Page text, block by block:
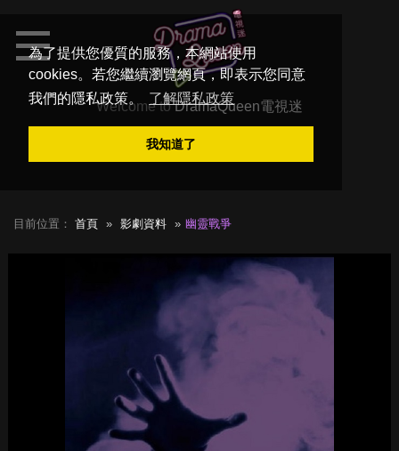
為了提供您優質的服務，本網站使用
cookies。若您繼續瀏覽網頁，即表示您同意
我們的隱私政策。
了解隱私政策
我知道了
Welcome toDramaQueen電視迷
目前位置： 首頁 影劇資料 幽靈戰爭